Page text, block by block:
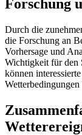
Forschung
Durch die
die Forschung an
Vorhersage und
Wichtigkeit für den
können